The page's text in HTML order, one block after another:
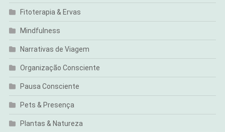
Fitoterapia & Ervas
Mindfulness
Narrativas de Viagem
Organização Consciente
Pausa Consciente
Pets & Presença
Plantas & Natureza